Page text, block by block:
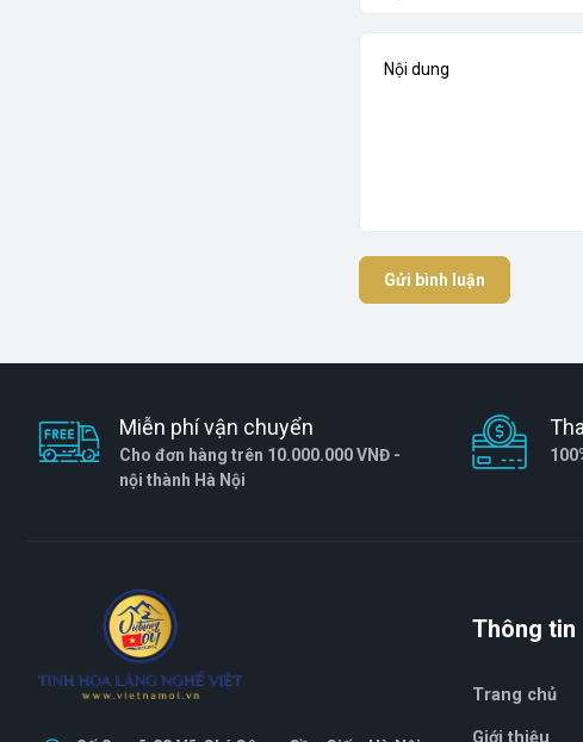
Gửi bình luận
Miễn phí vận chuyển
Cho đơn hàng trên 10.000.000 VNĐ -
nội thành Hà Nội
Thông tin
Trang chủ
Giới thiệu